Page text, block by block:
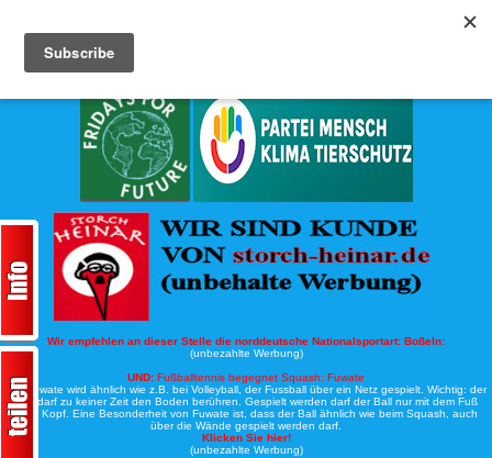
Wir empfehlen an dieser Stelle die norddeutsche Nationalsportart: Boßeln:
(unbezahlte Werbung)
UND: Fußballtennis begegnet Squash: Fuwate
Bei Fuwate wird ähnlich wie z.B. bei Volleyball, der Fussball über ein Netz gespielt. Wichtig: der
Ball darf zu keiner Zeit den Boden berühren. Gespielt werden darf der Ball nur mit dem Fuß
oder Kopf. Eine Besonderheit von Fuwate ist, dass der Ball ähnlich wie beim Squash, auch
über die Wände gespielt werden darf.
Klicken Sie hier!
(unbezahlte Werbung)